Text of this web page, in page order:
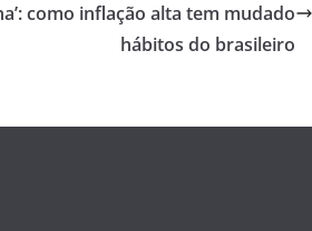
como inflação alta tem mudado
hábitos do brasileiro